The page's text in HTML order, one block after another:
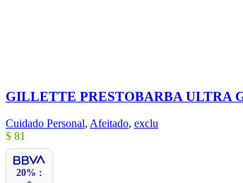
GILLETTE PRESTOBARBA ULTRA
Cuidado Personal, Afeitado, exclu
$ 81
20% :